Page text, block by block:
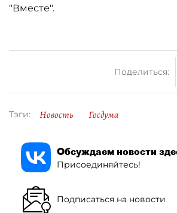
"Вместе".
Поделиться:
Тэги: Новость Госдума
Обсуждаем новости
Присоединяйтесь!
Подписаться на новости